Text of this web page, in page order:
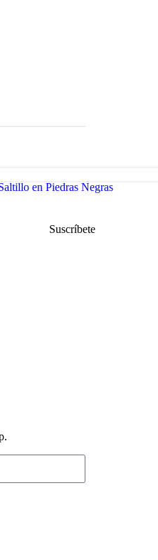
en Piedras Negras
Suscríbete